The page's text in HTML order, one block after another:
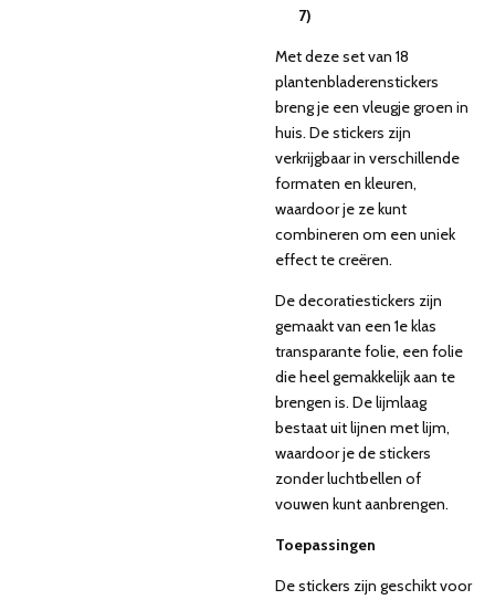
7)
Met deze set van 18
plantenbladerenstickers
breng je een vleugje groen in
huis. De stickers zijn
verkrijgbaar in verschillende
formaten en kleuren,
waardoor je ze kunt
combineren om een uniek
effect te creëren.
De decoratiestickers zijn
gemaakt van een 1e klas
transparante folie, een folie
die heel gemakkelijk aan te
brengen is. De lijmlaag
bestaat uit lijnen met lijm,
waardoor je de stickers
zonder luchtbellen of
vouwen kunt aanbrengen.
Toepassingen
De stickers zijn geschikt voor